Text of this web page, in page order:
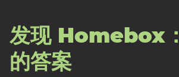
发现 Homebox
的答案